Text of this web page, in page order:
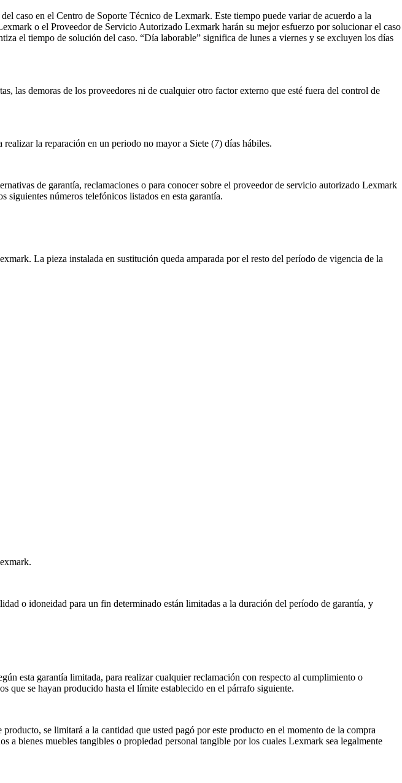
caso en el Centro de Soporte Técnico de Lexmark. Este tiempo puede variar de acuerdo a la
o el Proveedor de Servicio Autorizado Lexmark harán su mejor esfuerzo por solucionar el caso
el tiempo de solución del caso. “Día laborable” significa de lunes a viernes y se excluyen los días
las demoras de los proveedores ni de cualquier otro factor externo que esté fuera del control de
la reparación en un periodo no mayor a Siete (7) días hábiles.
de garantía, reclamaciones o para conocer sobre el proveedor de servicio autorizado Lexmark
siguientes números telefónicos listados en esta garantía.
La pieza instalada en sustitución queda amparada por el resto del período de vigencia de la
o idoneidad para un fin determinado están limitadas a la duración del período de garantía, y
esta garantía limitada, para realizar cualquier reclamación con respecto al cumplimiento o
que se hayan producido hasta el límite establecido en el párrafo siguiente.
se limitará a la cantidad que usted pagó por este producto en el momento de la compra
a bienes muebles tangibles o propiedad personal tangible por los cuales Lexmark sea legalmente